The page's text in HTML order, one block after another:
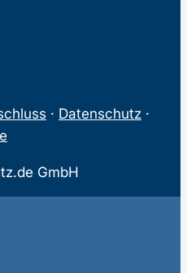
· Datenschutz ·
GmbH